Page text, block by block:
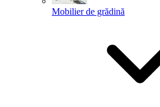
Mobilier de grădină